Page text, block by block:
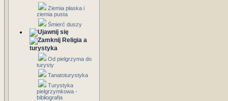
Ziemia płaska i
ziemia pusta
Śmierć duszy
Religia a
turystyka
Od pielgrzyma do
turysty
Tanatoturystyka
Turystyka
pielgrzymkowa -
bibliografia